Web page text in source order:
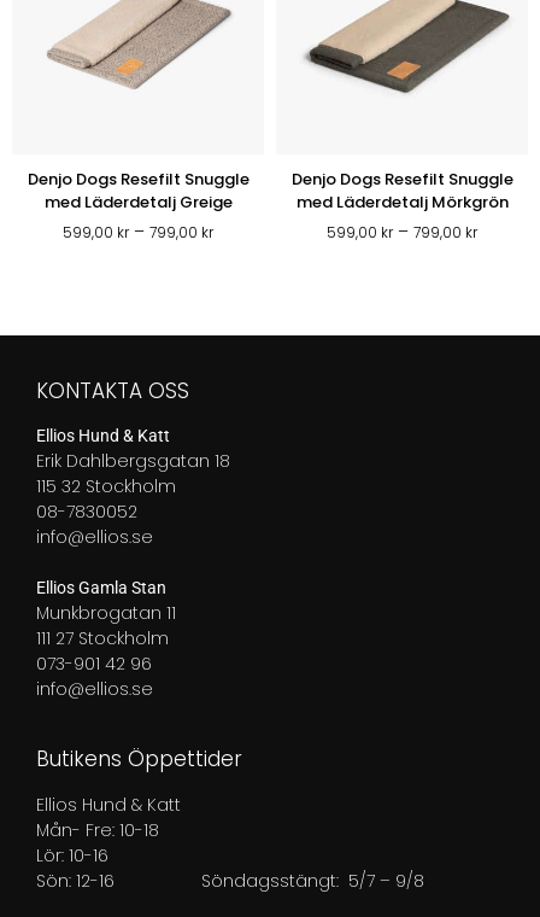
Denjo Dogs Resefilt Snuggle
med Läderdetalj Greige
599,00 kr – 799,00 krPrisintervall:
Denjo Dogs Resefilt Snuggle
med Läderdetalj Mörkgrön
599,00 kr – 799,00 kr
KONTAKTA OSS
Ellios Hund & Katt
Erik Dahlbergsgatan 18
115 32 Stockholm
08-7830052
info@ellios.se
Ellios Gamla Stan
Munkbrogatan 11
111 27 Stockholm
073-901 42 96
info@ellios.se
Butikens Öppettider
Ellios Hund & Katt
Mån- Fre: 10-18
Lör: 10-16
Sön: 12-16 Söndagsstängt: 5/7 – 9/8